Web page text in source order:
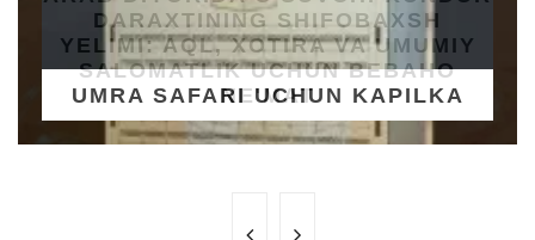
UMRA SAFARI UCHUN KAPILKA